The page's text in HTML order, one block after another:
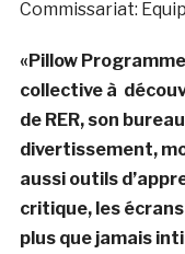
Commissariat:
«Pillow
collective à
de RER, son
divertissement,
aussi outils
critique, les
plus que jamais